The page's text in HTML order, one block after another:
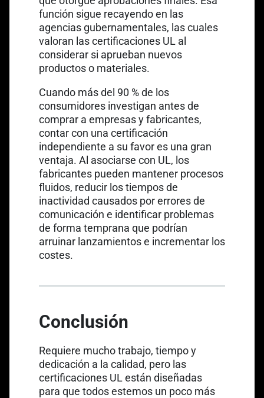
función sigue recayendo en las
agencias gubernamentales, las cuales
valoran las certificaciones UL al
considerar si aprueban nuevos
productos o materiales.
Cuando más del 90 % de los
consumidores investigan antes de
comprar a empresas y fabricantes,
contar con una certificación
independiente a su favor es una gran
ventaja. Al asociarse con UL, los
fabricantes pueden mantener procesos
fluidos, reducir los tiempos de
inactividad causados por errores de
comunicación e identificar problemas
de forma temprana que podrían
arruinar lanzamientos e incrementar los
costes.
Conclusión
Requiere mucho trabajo, tiempo y
dedicación a la calidad, pero las
certificaciones UL están diseñadas
para que todos estemos un poco más